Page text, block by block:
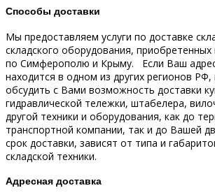
Способы доставки
Мы предоставляем услуги по доставке
складского оборудования,
по Симферополю и Крыму.
Если Ваш
находится в одном из других регионов
обсудить с Вами возможность доставки
гидравлической тележки, штабелера,
другой техники и оборудования, как до
транспортной компании, так и до Вашей
срок доставки, зависят от типа и
складской техники.
Адресная доставка